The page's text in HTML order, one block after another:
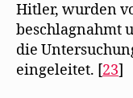
Hitler, wurden
beschlagnahmt
die
eingeleitet. [23]